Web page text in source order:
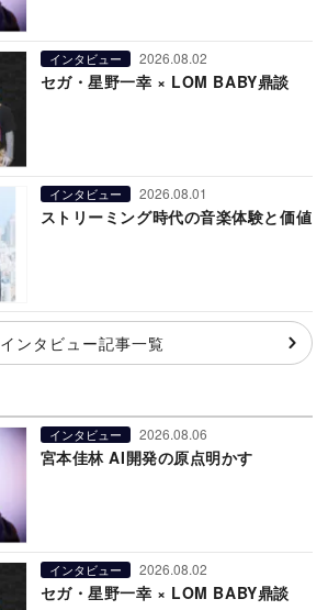
インタビュー 2026.08.02
セガ・星野一幸 × LOM BABY鼎談
インタビュー 2026.08.01
ストリーミング時代の音楽体験と価値
インタビュー記事一覧
インタビュー 2026.08.06
宮本佳林 AI開発の原点明かす
インタビュー 2026.08.02
セガ・星野一幸 × LOM BABY鼎談